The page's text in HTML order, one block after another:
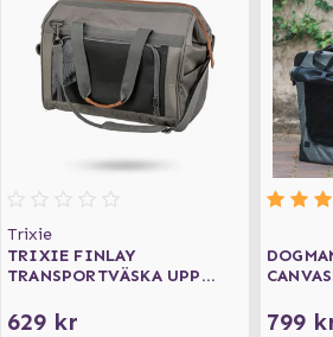
Trixie
TRIXIE FINLAY
TRANSPORTVÄSKA UPP
629 kr 799